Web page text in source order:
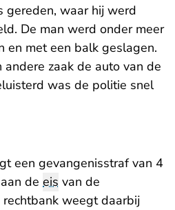
gereden, waar hij werd
De man werd onder meer
en met een balk geslagen.
zaak de auto van de
was de politie snel
een gevangenisstraf van 4
de eis van de
rechtbank weegt daarbij